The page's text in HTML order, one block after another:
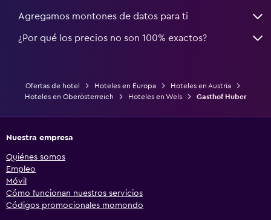
Agregamos montones de datos para ti
¿Por qué los precios no son 100% exactos?
Ofertas de hotel Hoteles en Europa
Hoteles en Austria
Hoteles en Oberösterreich
Hoteles en Wels Gasthof Huber
Nuestra empresa
Quiénes somos
Empleo
Móvil
Cómo funcionan nuestros servicios
Códigos promocionales momondo